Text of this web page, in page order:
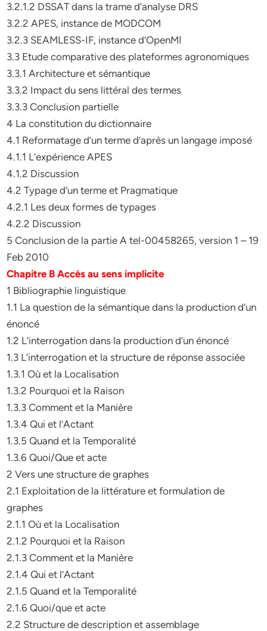
3.2.1.2 DSSAT dans la trame d’analyse DRS
3.2.2 APES, instance de MODCOM
3.2.3 SEAMLESS-IF, instance d’OpenMI
3.3 Etude comparative des plateformes agronomiques
3.3.1 Architecture et sémantique
3.3.2 Impact du sens littéral des termes
3.3.3 Conclusion partielle
4 La constitution du dictionnaire
4.1 Reformatage d’un terme d’après un langage imposé
4.1.1 L’expérience APES
4.1.2 Discussion
4.2 Typage d’un terme et Pragmatique
4.2.1 Les deux formes de typages
4.2.2 Discussion
5 Conclusion de la partie A tel-00458265, version 1 – 19
Feb 2010
Chapitre B Accès au sens implicite
1 Bibliographie linguistique
1.1 La question de la sémantique dans la production d’un
énoncé
1.2 L’interrogation dans la production d’un énoncé
1.3 L’interrogation et la structure de réponse associée
1.3.1 Où et la Localisation
1.3.2 Pourquoi et la Raison
1.3.3 Comment et la Manière
1.3.4 Qui et l’Actant
1.3.5 Quand et la Temporalité
1.3.6 Quoi/Que et acte
2 Vers une structure de graphes
2.1 Exploitation de la littérature et formulation de
graphes
2.1.1 Où et la Localisation
2.1.2 Pourquoi et la Raison
2.1.3 Comment et la Manière
2.1.4 Qui et l’Actant
2.1.5 Quand et la Temporalité
2.1.6 Quoi/que et acte
2.2 Structure de description et assemblage